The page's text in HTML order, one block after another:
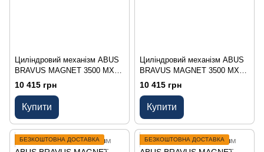
Циліндровий механізм ABUS
BRAVUS MAGNET 3500 MX
40/55 - ключ/тумблер
10 415 грн
Купити
Циліндровий механізм ABUS
BRAVUS MAGNET 3500 MX
45/50 - ключ/тумблер
10 415 грн
Купити
БЕЗКОШТОВНА ДОСТАВКА БЕЗКОШТОВНА ДОСТАВКА